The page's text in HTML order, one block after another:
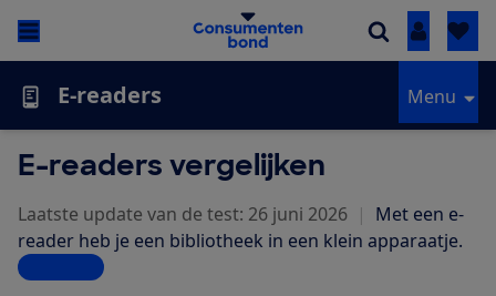
Inloggen
E-readers Menu
E-readers vergelijken
Laatste update van de test: 26 juni 2026 | Met een e-
reader heb je een bibliotheek in een klein apparaatje.
Lees meer